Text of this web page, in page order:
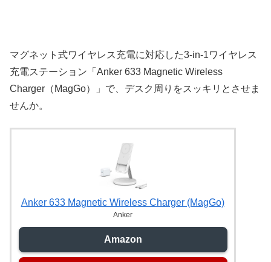
マグネット式ワイヤレス充電に対応した3-in-1ワイヤレス
充電ステーション「Anker 633 Magnetic Wireless
Charger（MagGo）」で、デスク周りをスッキリとさせま
せんか。
Anker 633 Magnetic Wireless Charger (MagGo)
Anker
Amazon